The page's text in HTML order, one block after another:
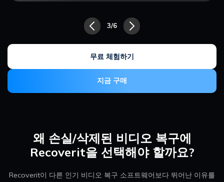
4/6
무료 체험하기
지금 구매
왜 손실/삭제된 비디오 복구에
Recoverit을 선택해야 할까요?
Recoverit이 다른 인기 비디오 복구 소프트웨어보다 뛰어난 이유를